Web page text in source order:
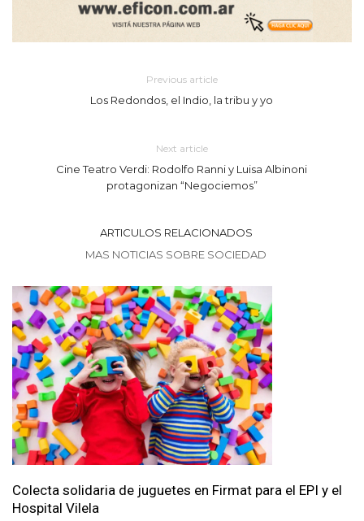
Previous article
Los Redondos, el Indio, la tribu y yo
Next article
Cine Teatro Verdi: Rodolfo Ranni y Luisa Albinoni
protagonizan “Negociemos”
ARTICULOS RELACIONADOS
MAS NOTICIAS SOBRE SOCIEDAD
Colecta solidaria de juguetes en Firmat para el EPI y el
Hospital Vilela